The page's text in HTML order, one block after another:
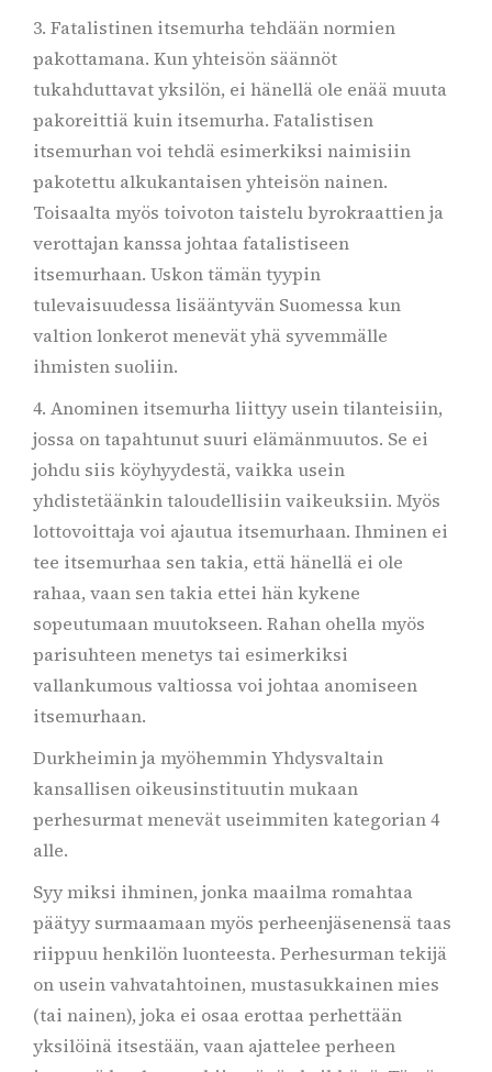
3. Fatalistinen itsemurha tehdään normien
pakottamana. Kun yhteisön säännöt
tukahduttavat yksilön, ei hänellä ole enää muuta
pakoreittiä kuin itsemurha. Fatalistisen
itsemurhan voi tehdä esimerkiksi naimisiin
pakotettu alkukantaisen yhteisön nainen.
Toisaalta myös toivoton taistelu byrokraattien ja
verottajan kanssa johtaa fatalistiseen
itsemurhaan. Uskon tämän tyypin
tulevaisuudessa lisääntyvän Suomessa kun
valtion lonkerot menevät yhä syvemmälle
ihmisten suoliin.
4. Anominen itsemurha liittyy usein tilanteisiin,
jossa on tapahtunut suuri elämänmuutos. Se ei
johdu siis köyhyydestä, vaikka usein
yhdistetäänkin taloudellisiin vaikeuksiin. Myös
lottovoittaja voi ajautua itsemurhaan. Ihminen ei
tee itsemurhaa sen takia, että hänellä ei ole
rahaa, vaan sen takia ettei hän kykene
sopeutumaan muutokseen. Rahan ohella myös
parisuhteen menetys tai esimerkiksi
vallankumous valtiossa voi johtaa anomiseen
itsemurhaan.
Durkheimin ja myöhemmin Yhdysvaltain
kansallisen oikeusinstituutin mukaan
perhesurmat menevät useimmiten kategorian 4
alle.
Syy miksi ihminen, jonka maailma romahtaa
päätyy surmaamaan myös perheenjäsenensä taas
riippuu henkilön luonteesta. Perhesurman tekijä
on usein vahvatahtoinen, mustasukkainen mies
(tai nainen), joka ei osaa erottaa perhettään
yksilöinä itsestään, vaan ajattelee perheen